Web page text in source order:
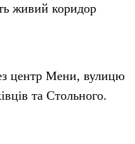
живий коридор
центр Мени, вулицю
та Стольного.